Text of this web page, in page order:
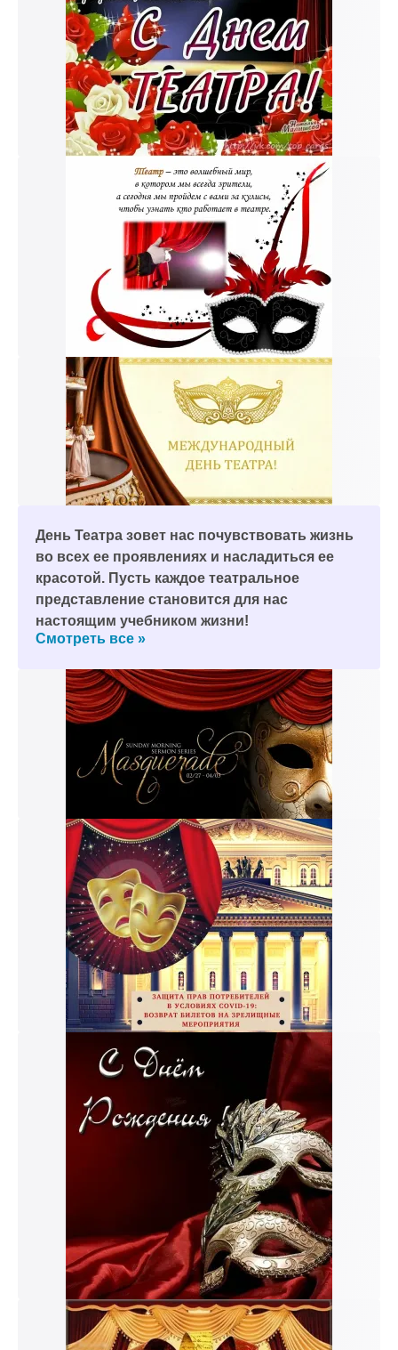
День Театра зовет нас почувствовать жизнь
во всех ее проявлениях и насладиться ее
красотой. Пусть каждое театральное
представление становится для нас
настоящим учебником жизни!
Смотреть все »